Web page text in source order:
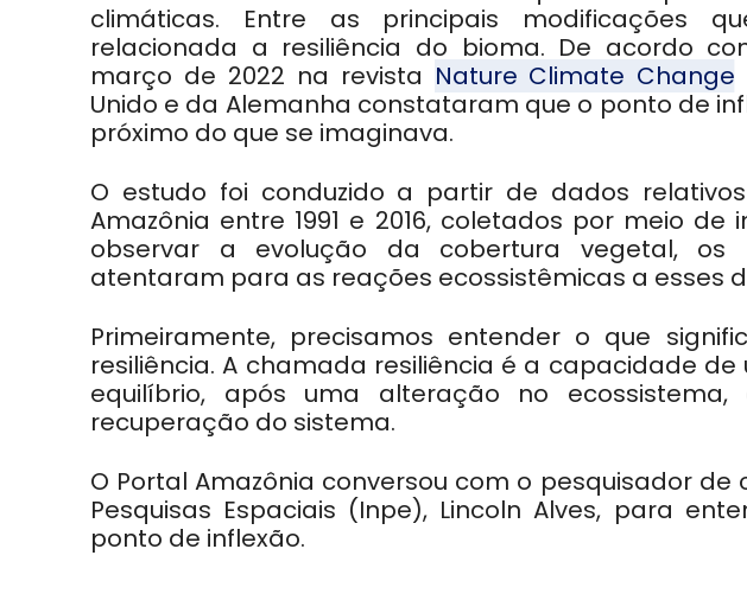
climáticas. Entre as principais modificações
relacionada a resiliência do bioma. De acordo
março de 2022 na revista Nature Climate Change
Unido e da Alemanha constataram que o ponto de
próximo do que se imaginava.
O estudo foi conduzido a partir de dados
Amazônia entre 1991 e 2016, coletados por meio
observar a evolução da cobertura vegetal, os
atentaram para as reações ecossistêmicas a esses
Primeiramente, precisamos entender o que
resiliência. A chamada resiliência é a capacidade
equilíbrio, após uma alteração no
recuperação do sistema.
O Portal Amazônia conversou com o pesquisador
Pesquisas Espaciais (Inpe), Lincoln Alves, para
ponto de inflexão.